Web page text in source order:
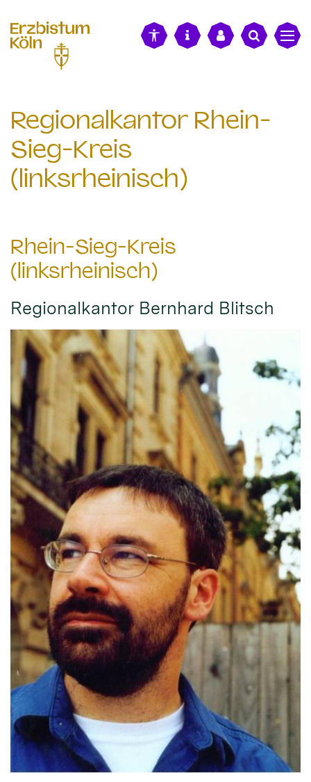
Regionalkantor Rhein-
Sieg-Kreis
(linksrheinisch)
Rhein-Sieg-Kreis
(linksrheinisch)
Regionalkantor Bernhard Blitsch